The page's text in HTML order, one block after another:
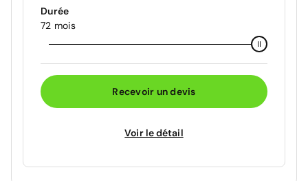
Durée
72 mois
Recevoir un devis
Voir le détail